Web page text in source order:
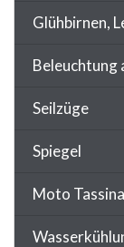
Glühbirnen,
Beleuchtung
Seilzüge
Spiegel
Moto